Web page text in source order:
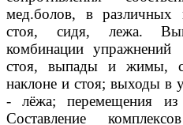
мед.болов, в
стоя, сидя, лежа.
комбинации
стоя, выпады и жимы,
наклоне и стоя; выходы в
- лёжа; перемещения
Составление